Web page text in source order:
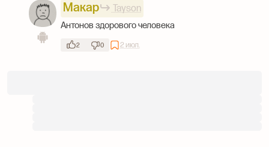
Макар
Tayson
Антонов здорового человека
2 0 2 июл.